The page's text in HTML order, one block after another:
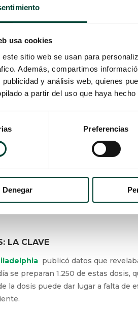
usa cookies
este sitio web se usan para
Además, compartimos
y análisis web, quienes
a partir del uso que haya
Preferencias
Denegar
nuevo diseño en neonatos. Así, en
nacidos enfermos son
se usa la nutrición con
de manera diaria.
(2)
,
detectadas con esta norma
En un recién nacido,
fármacos enterales en
LA CLAVE
publicó datos que
se preparan 1.250 de estas
la dosis puede dar lugar a falta de